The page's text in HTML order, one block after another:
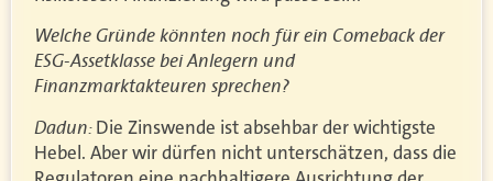
Welche Gründe könnten noch für ein Comeback der
ESG-Assetklasse bei Anlegern und
Finanzmarktakteuren sprechen?
Dadun:Die Zinswende ist absehbar der wichtigste
Hebel. Aber wir dürfen nicht unterschätzen, dass die